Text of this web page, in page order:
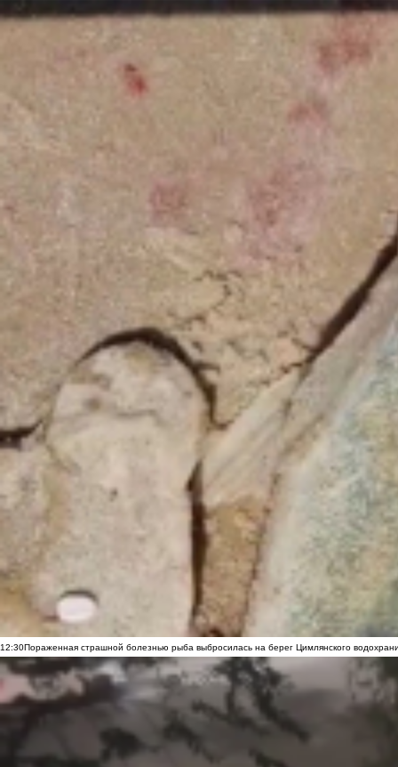
12:30Пораженная страшной болезнью рыба выбросилась на берег Цимлянского